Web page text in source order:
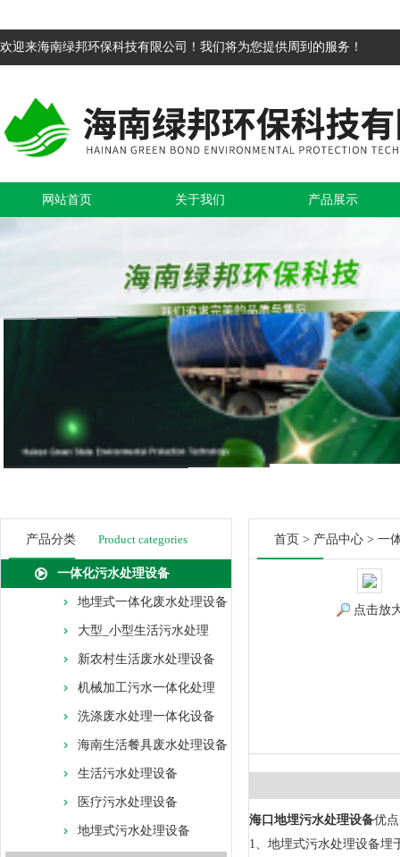
欢迎来海南绿邦环保科技有限公司！我们将为您提供周到的服务！
网站首页 关于我们 产品展示
产品分类 Product categories
一体化污水处理设备
地埋式一体化废水处理设备
大型_小型生活污水处理
新农村生活废水处理设备
机械加工污水一体化处理
洗涤废水处理一体化设备
海南生活餐具废水处理设备
生活污水处理设备
医疗污水处理设备
地埋式污水处理设备
首页 > 产品中心 > 一
点击放
海口地埋污水处理设备优点
1、地埋式污水处理设备埋